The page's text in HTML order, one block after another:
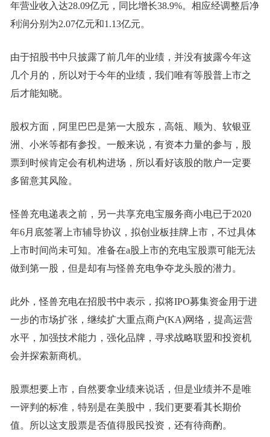
年营业收入达28.09亿元，同比增长38.9%。相应经调整后净
利润分别为2.07亿元和1.13亿元。
由于招股书中只披露了前几年的业绩，并没有披露今年这
几个月的，所以对于今年的业绩，我们唯有等股普上市之
后才能知晓。
股权方面，阿里巴巴是第一大股东，高瓴、顺为、软银亚
洲、小米等都有参投。一般来说，有资本力量的参与，股
票到时候肯定会有机构进场，所以看好该股的散户一定要
多留意其风险。
怪兽充电递表之前，另一共享充电宝服务商小电已于2020
年6月底签署上市辅导协议，拟创业板挂牌上市，不过具体
上市时间尚未可知。准备在a股上市的充电宝股票可能无法
做到第一股，但是却有与怪兽充电争夺龙头股的潜力。
此外，怪兽充电在招股书中表示，拟将IPO募集资金用于进
一步的市场扩张，继续扩大重点商户(KA)网络，提高运营
水平，加强技术能力，强化品牌，寻求战略联盟和投资机
会并探索新商机。
股票想要上市，自然要拿业绩来说话，但是业绩并不是唯
一评判的标准，特别是在美股中，我们更要看其长期价
值。所以这支股票是否值得股民投资，还有待商酌。